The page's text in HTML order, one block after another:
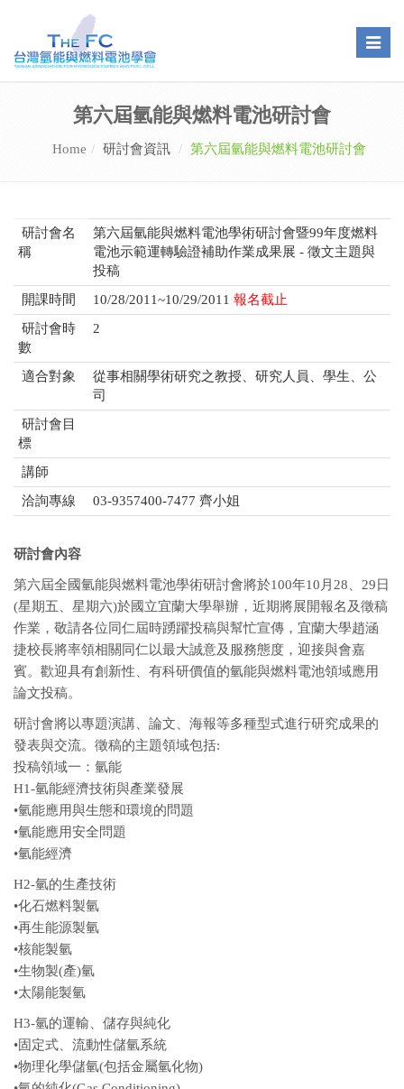
Toggle
第六屆氫能與燃料電池研討會
Home 研討會資訊 第六屆氫能與燃料電池研討會
研討會名
稱
第六屆氫能與燃料電池學術研討會暨99年度燃料
電池示範運轉驗證補助作業成果展 - 徵文主題與
投稿
開課時間
10/28/2011~10/29/2011 報名截止
研討會時
數
2
適合對象
從事相關學術研究之教授、研究人員、學生、公
司
研討會目
標
講師
洽詢專線
03-9357400-7477 齊小姐
研討會內容
第六屆全國氫能與燃料電池學術研討會將於100年10月28、29日
(星期五、星期六)於國立宜蘭大學舉辦，近期將展開報名及徵稿
作業，敬請各位同仁屆時踴躍投稿與幫忙宣傳，宜蘭大學趙涵
捷校長將率領相關同仁以最大誠意及服務態度，迎接與會嘉
賓。歡迎具有創新性、有科研價值的氫能與燃料電池領域應用
論文投稿。
研討會將以專題演講、論文、海報等多種型式進行研究成果的
發表與交流。徵稿的主題領域包括:
投稿領域一：氫能
H1-氫能經濟技術與產業發展
•氫能應用與生態和環境的問題
•氫能應用安全問題
•氫能經濟
H2-氫的生產技術
•化石燃料製氫
•再生能源製氫
•核能製氫
•生物製(產)氫
•太陽能製氫
H3-氫的運輸、儲存與純化
•固定式、流動性儲氫系統
•物理化學儲氫(包括金屬氫化物)